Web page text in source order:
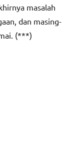
masalah
dan masing-
(***)